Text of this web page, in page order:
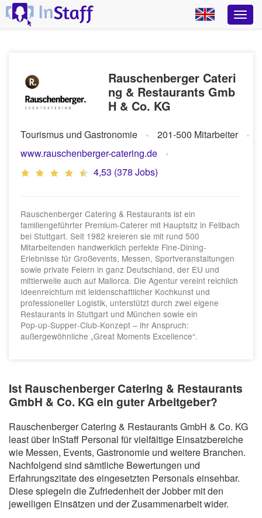
Rauschenberger Cateri
ng & Restaurants Gmb
H & Co. KG
Tourismus und Gastronomie
201-500 Mitarbeiter
www.rauschenberger-catering.de
4,53 (378 Jobs)
Rauschenberger Catering & Restaurants ist ein
familiengeführter Premium-Caterer mit Hauptsitz in Fellbach
bei Stuttgart. Seit 1982 kreieren sie mit rund 500
Mitarbeitenden handwerklich perfekte Fine-Dining-
Erlebnisse für Großevents, Messen, Sportveranstaltungen
sowie private Feiern in ganz Deutschland, der EU und
mittlerweile auch auf Mallorca. Die Agentur vereint reichlich
Ideenreichtum mit leidenschaftlicher Kochkunst und
professioneller Logistik, unterstützt durch zwei eigene
Restaurants in Stuttgart und München sowie ein
Pop‑up‑Supper‑Club‑Konzept – ihr Anspruch:
außergewöhnliche „Great Moments Excellence“.
Ist Rauschenberger Catering & Restaurants
GmbH & Co. KG ein guter Arbeitgeber?
Rauschenberger Catering & Restaurants GmbH & Co. KG
least über InStaff Personal für vielfältige Einsatzbereiche
wie Messen, Events, Gastronomie und weitere Branchen.
Nachfolgend sind sämtliche Bewertungen und
Erfahrungszitate des eingesetzten Personals einsehbar.
Diese spiegeln die Zufriedenheit der Jobber mit den
jeweiligen Einsätzen und der Zusammenarbeit wider.